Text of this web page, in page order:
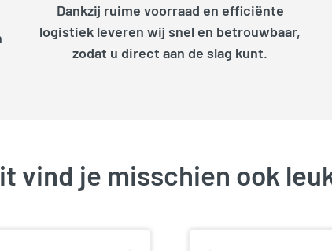
Dankzij ruime voorraad en efficiënte
logistiek leveren wij snel en betrouwbaar,
zodat u direct aan de slag kunt.
vind je misschien ook